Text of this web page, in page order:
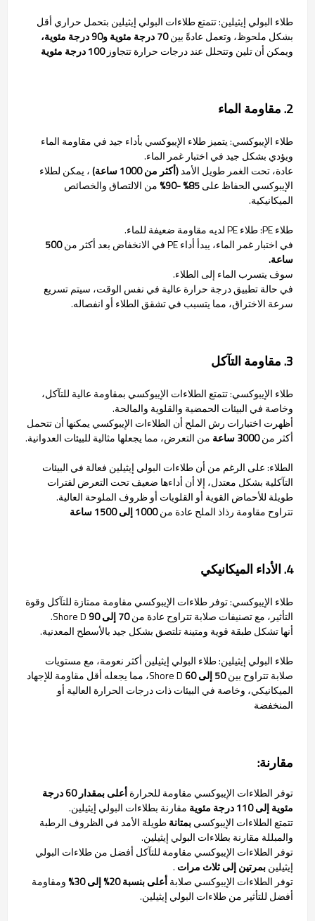
طلاء البولي إيثيلين: تتمتع طلاءات البولي إيثيلين بتحمل حراري أقل
بشكل ملحوظ، وتعمل عادةً بين70 درجة مئوية و90 درجة مئوية،
ويمكن أن تلين وتتحلل عند درجات حرارة تتجاوز100 درجة مئوية
2. مقاومة الماء
طلاء الإيبوكسي: يتميز طلاء الإيبوكسي بأداء جيد في مقاومة الماء
ويؤدي بشكل جيد في اختبار غمر الماء.
عادة، تحت الغمر طويل الأمد(أكثر من 1000 ساعة)
، يمكن لطلاء
الإيبوكسي الحفاظ على85% -90%
من الالتصاق والخصائص
الميكانيكية.
طلاء PE: طلاء PE لديه مقاومة ضعيفة للماء.
في اختبار غمر الماء، يبدأ أداء PE في الانخفاض بعد أكثر من
500
ساعة.
سوف يتسرب الماء إلى الطلاء.
في حالة تطبيق درجة حرارة عالية في نفس الوقت، سيتم تسريع
سرعة الاختراق، مما يتسبب في تشقق الطلاء أو انفصاله.
3. مقاومة التآكل
طلاء الإيبوكسي: تتمتع الطلاءات الإيبوكسي بمقاومة عالية للتآكل،
وخاصة في البيئات الحمضية والقلوية والمالحة.
أظهرت اختبارات رش الملح أن الطلاءات الإيبوكسي يمكنها أن تتحمل
أكثر من3000 ساعة
من التعرض، مما يجعلها مثالية للبيئات العدوانية.
الطلاء: على الرغم من أن طلاءات البولي إيثيلين فعالة في البيئات
التآكلية بشكل معتدل، إلا أن أداءها ضعيف تحت التعرض لفترات
طويلة للأحماض القوية أو القلويات أو ظروف الملوحة العالية.
تتراوح مقاومة رذاذ الملح عادة من1000 إلى 1500 ساعة
4. الأداء الميكانيكي
طلاء الإيبوكسي: توفر طلاءات الإيبوكسي مقاومة ممتازة للتآكل وقوة
التأثير، مع تصنيفات صلابة تتراوح عادة من70 إلى 90
أنها تشكل طبقة قوية ومتينة تلتصق بشكل جيد بالأسطح المعدنية.
طلاء البولي إيثيلين: طلاء البولي إيثيلين أكثر نعومة، مع مستويات
صلابة تتراوح بين50 إلى 60
Shore D، مما يجعله أقل مقاومة للإجهاد
الميكانيكي، وخاصة في البيئات ذات درجات الحرارة العالية أو
المنخفضة
مقارنة:
توفر الطلاءات الإيبوكسي مقاومة للحرارة
أعلى بمقدار 60 درجة
مئوية إلى 110 درجة مئوية
مقارنة بطلاءات البولي إيثيلين.
تتمتع الطلاءات الإيبوكسيبمتانةطويلة الأمد في الظروف الرطبة
والمبللة مقارنة بطلاءات البولي إيثيلين.
توفر الطلاءات الإيبوكسي مقاومة للتآكل أفضل من طلاءات البولي
إيثيلينبمرتين إلى ثلاث مرات .
توفر الطلاءات الإيبوكسي صلابةأعلى بنسبة 20% إلى 30%
ومقاومة
أفضل للتأثير من طلاءات البولي إيثيلين.